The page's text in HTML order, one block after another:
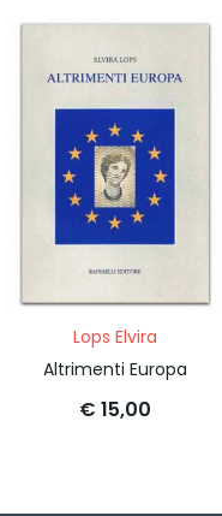
Lops Elvira
Altrimenti Europa
€ 15,00